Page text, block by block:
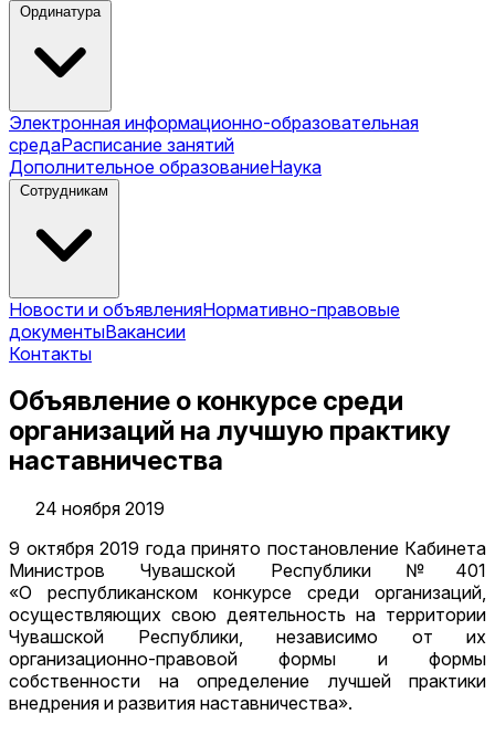
Ординатура
Электронная информационно-образовательная
средаРасписание занятий
Дополнительное образованиеНаука
Сотрудникам
Новости и объявленияНормативно-правовые
документыВакансии
Контакты
Объявление о конкурсе среди
организаций на лучшую практику
наставничества
24 ноября 2019
9 октября 2019 года принято постановление Кабинета
Министров Чувашской Республики №401
«О республиканском конкурсе среди организаций,
осуществляющих свою деятельность на территории
Чувашской Республики, независимо от их
организационно-правовой формы и формы
собственности на определение лучшей практики
внедрения и развития наставничества».